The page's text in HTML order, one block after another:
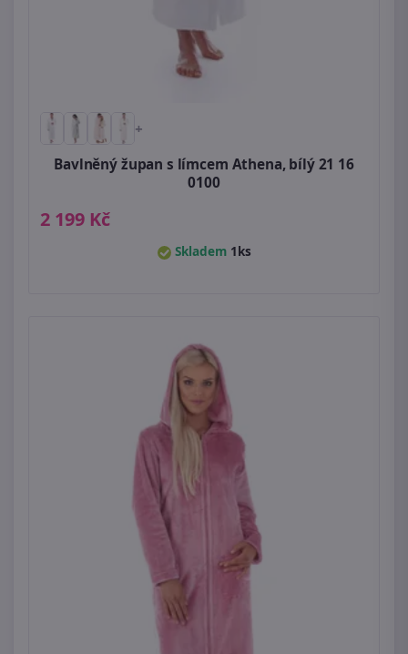
+
Bavlněný župan s límcem Athena, bílý 21 16
0100
2 199 Kč
Skladem 1ks